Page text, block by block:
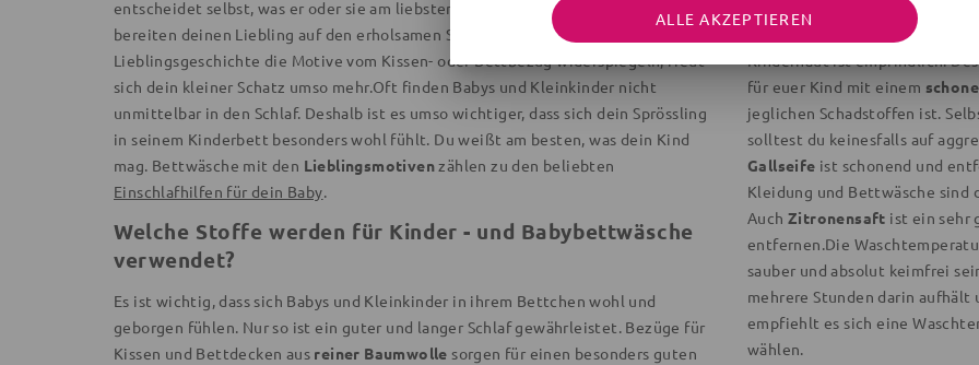
entscheidet selbst, was er oder sie am liebsten mag. Gute-Nacht-Geschichten
bereiten deinen Liebling auf den erholsamen Schlaf vor. Wenn dann die
Lieblingsgeschichte die Motive vom Kissen- oder Bettbezug widerspiegeln, freut
sich dein kleiner Schatz umso mehr.Oft finden Babys und Kleinkinder nicht
unmittelbar in den Schlaf. Deshalb ist es umso wichtiger, dass sich dein Sprössling
in seinem Kinderbett besonders wohl fühlt. Du weißt am besten, was dein Kind
mag. Bettwäsche mit den Lieblingsmotivenzählen zu den beliebten
Einschlafhilfen für dein Baby.
Welche Stoffe werden für Kinder - und Babybettwäsche
verwendet?
Es ist wichtig, dass sich Babys und Kleinkinder in ihrem Bettchen wohl und
geborgen fühlen. Nur so ist ein guter und langer Schlaf gewährleistet. Bezüge für
Kissen und Bettdecken aus reiner Baumwolle sorgen für einen besonders guten
So pflegst du
Kinderhaut ist empfindlich.
für euer Kind mit einem
jeglichen Schadstoffen ist.
solltest du keinesfalls auf
Gallseife ist schonend und
Kleidung und Bettwäsche sind
Auch Zitronensaft ist ein sehr
entfernen.Die
sauber und absolut keimfrei
mehrere Stunden darin
empfiehlt es sich eine
wählen.
ALLE AKZEPTIEREN